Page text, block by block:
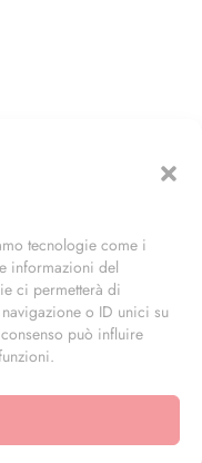
tecnologie come i
informazioni del
ci permetterà di
o ID unici su
può influire
(MI)